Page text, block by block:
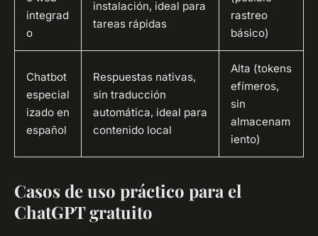
integrad
o
instalación, ideal para
tareas rápidas
rastreo
básico)
Chatbot
especial
izado en
español
Respuestas nativas,
sin traducción
automática, ideal para
contenido local
Alta (tokens
efímeros,
sin
almacenam
iento)
Casos de uso práctico para el
ChatGPT gratuito